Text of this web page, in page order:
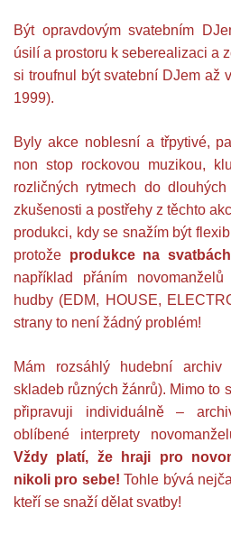
Být opravdovým svatebním
úsilí a prostoru k seberealizaci a
si troufnul být svatební DJem až
1999).
Byly akce noblesní a třpytivé,
non stop rockovou muzikou,
rozličných rytmech do
zkušenosti a postřehy z těchto
produkci, kdy se snažím být
protože produkce na
například přáním
hudby (EDM, HOUSE,
strany to není žádný problém!
Mám rozsáhlý hudební
skladeb různých žánrů). Mimo to
připravuji individuálně –
oblíbené interprety
Vždy platí, že hraji pro
nikoli pro sebe! Tohle bývá
kteří se snaží dělat svatby!